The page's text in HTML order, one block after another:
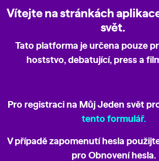
Vítejte na stránkách
svět.
Tato platforma je určena pouze
hoststvo, debatující, press a
Pro registraci na Můj Jeden svět
tento formulář.
V případě zapomenutí hesla
pro Obnovení hesla.